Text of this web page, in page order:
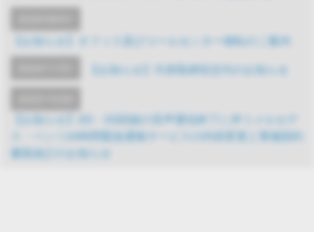
【お知らせ】オフィス及びコールセンター移転のご案内
【お知らせ】代表取締役交代のお知らせ
【お知らせ】2G・3G回線の音声通信終了に伴うメルセデ
ス・ベンツ24時間緊急通報サービスの内容変更と警備契約
書面改訂のお知らせ